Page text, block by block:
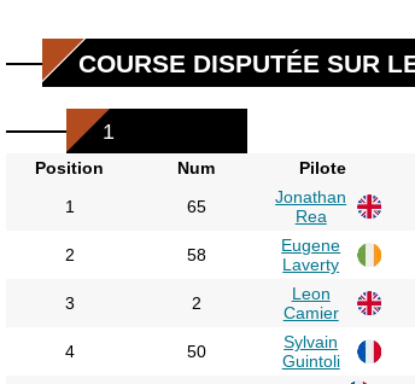
COURSE DISPUTÉE SUR
1
Position Num Pilote
1
65
Jonathan
Rea
2 58
Eugene
Laverty
3 2
Leon
Camier
4 50
Sylvain
Guintoli